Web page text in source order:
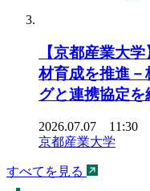
【京都産業大
材育成を推進
グと連携協定
2026.07.07 11:30
京都産業大学
すべてを見る